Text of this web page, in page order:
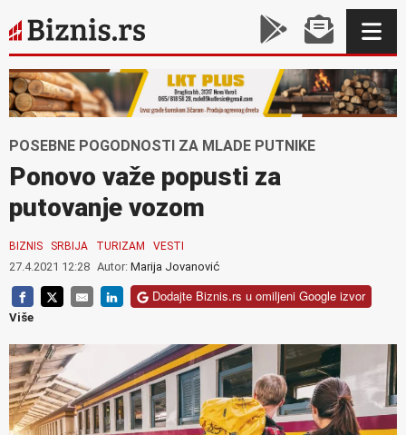
POSEBNE POGODNOSTI ZA MLADE PUTNIKE
Ponovo važe popusti za
putovanje vozom
BIZNIS SRBIJA TURIZAM VESTI
27.4.2021 12:28 Autor: Marija Jovanović
Dodajte Biznis.rs u omiljeni Google izvor
Više